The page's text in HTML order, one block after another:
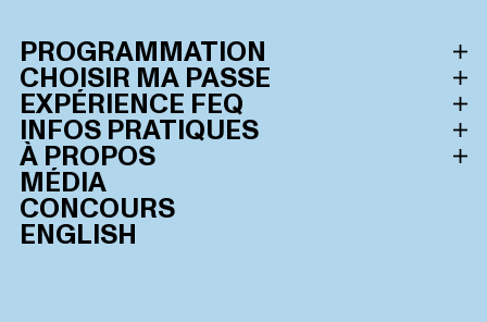
PROGRAMMATION
Horaire des spectacles
Artistes
CHOISIR MA PASSE
Toutes les passes
Admission générale
Zone avant-scène Or
Zone avant-scène Argent
EXPÉRIENCE FEQ
Le Festival d’été de Québec
Extras FEQ
ElectroFEQ
Petit FEQ
INFOS PRATIQUES
Consultez notre FAQ
Mobilité réduite
Vente & Revente
À PROPOS
Les Lauréats du FEQ
Développement durable
MÉDIA
CONCOURS
ENGLISH